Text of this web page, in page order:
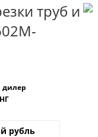
труб и
дилер